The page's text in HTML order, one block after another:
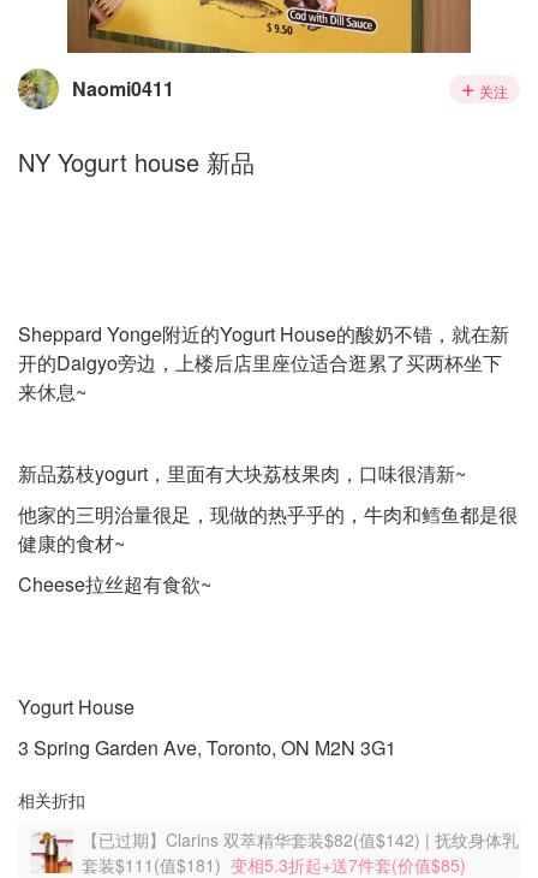
Naomi0411 关注
NY Yogurt house 新品
Sheppard Yonge附近的Yogurt House的酸奶不错，就在新
开的Daigyo旁边，上楼后店里座位适合逛累了买两杯坐下
来休息~
新品荔枝yogurt，里面有大块荔枝果肉，口味很清新~
他家的三明治量很足，现做的热乎乎的，牛肉和鳕鱼都是很
健康的食材~
Cheese拉丝超有食欲~
Yogurt House
3 Spring Garden Ave, Toronto, ON M2N 3G1
相关折扣
【已过期】Clarins 双萃精华套装$82(值$142) | 抚纹身体乳
套装$111(值$181) 变相5.3折起+送7件套(价值$85)